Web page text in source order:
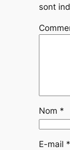
sont
Nom *
E-mail *